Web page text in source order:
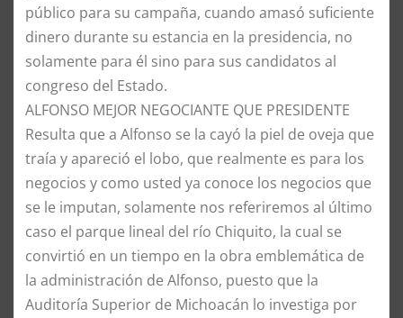
público para su campaña, cuando amasó suficiente
dinero durante su estancia en la presidencia, no
solamente para él sino para sus candidatos al
congreso del Estado.
ALFONSO MEJOR NEGOCIANTE QUE PRESIDENTE
Resulta que a Alfonso se la cayó la piel de oveja que
traía y apareció el lobo, que realmente es para los
negocios y como usted ya conoce los negocios que
se le imputan, solamente nos referiremos al último
caso el parque lineal del río Chiquito, la cual se
convirtió en un tiempo en la obra emblemática de
la administración de Alfonso, puesto que la
Auditoría Superior de Michoacán lo investiga por